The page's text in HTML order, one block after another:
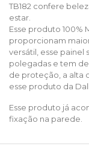
TB182 confere
estar.
Esse produto 100%
proporcionam
versátil, esse painel
polegadas e tem
de proteção, a alta
esse produto da
Esse produto já
fixação na parede.